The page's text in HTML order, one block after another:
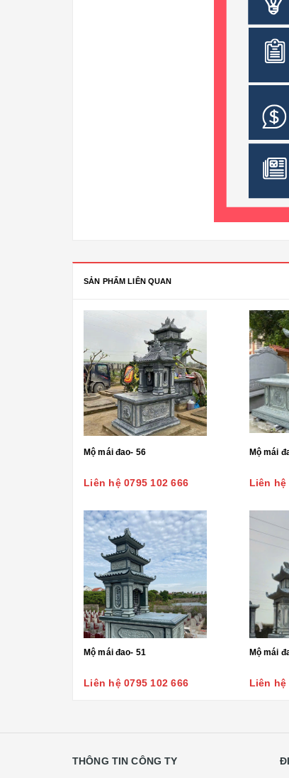
SẢN PHẨM LIÊN QUAN
Mộ mái đao- 56
Liên hệ 0795 102 666
Mộ mái
Liên hệ
Mộ mái đao- 51
Liên hệ 0795 102 666
Mộ mái
Liên hệ
THÔNG TIN CÔNG TY